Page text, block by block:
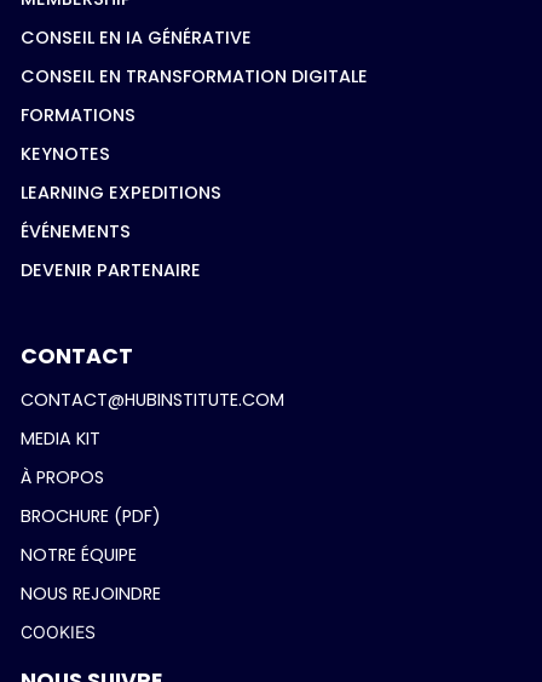
CONSEIL EN IA GÉNÉRATIVE
CONSEIL EN TRANSFORMATION DIGITALE
FORMATIONS
KEYNOTES
LEARNING EXPEDITIONS
ÉVÉNEMENTS
DEVENIR PARTENAIRE
CONTACT
CONTACT@HUBINSTITUTE.COM
MEDIA KIT
À PROPOS
BROCHURE (PDF)
NOTRE ÉQUIPE
NOUS REJOINDRE
COOKIES